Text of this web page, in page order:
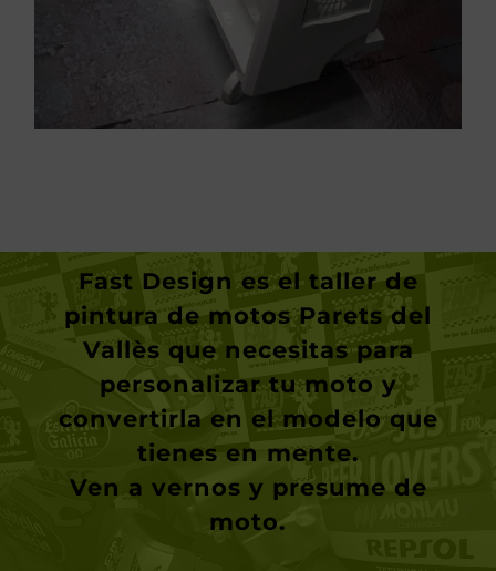
Fast Design es el taller de
pintura de motos Parets del
Vallès que necesitas para
personalizar tu moto y
convertirla en el modelo que
tienes en mente.
Ven a vernos y presume de
moto.